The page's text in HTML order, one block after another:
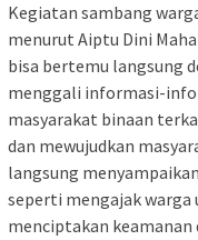
Kegiatan sambang
menurut Aiptu Dini
bisa bertemu langsung
menggali informasi-
masyarakat binaan
dan mewujudkan
langsung
seperti mengajak
menciptakan